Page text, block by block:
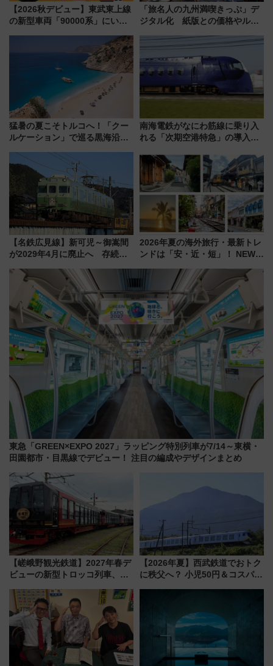
【2026秋デビュー】東武東上線
の新型車両「90000系」にいち
向け先行試乗会でキッズアンバ
サダーになろう
「旅名人の九州満喫きっぷ」デ
ジタル化 紙版との価格やルー
猛暑の夏こそトルコへ！「クー
ルケーション」で巡る黒海沿岸
連検索数が前年比237％増、ナ
ショジオも認める『2026年に訪
れるべき世界の旅先』
南海電鉄がなにわ筋線に乗り入
れる「次期空港特急」の導入を
日本初の鉄道デザイン
【名鉄広見線】新可児～御嵩間
が2029年4月に廃止へ 存続協
2026年夏の海外旅行・最新トレ
ンドは「安・近・短」！ NEWT
渡航先TOP5とは？ 円安時代の
旅行術
東急「GREEN×EXPO 2027」ラッピング特別列車が7/14～東横・
田園都市・目黒線でデビュー！ 注目の編成やデザインまとめ
【嵯峨野観光鉄道】2027年春デ
ビューの新型トロッコ列車、い
は2026年で引退
【2026年夏】西武鉄道でおトク
に秩父へ？ 小児50円＆コスパ最